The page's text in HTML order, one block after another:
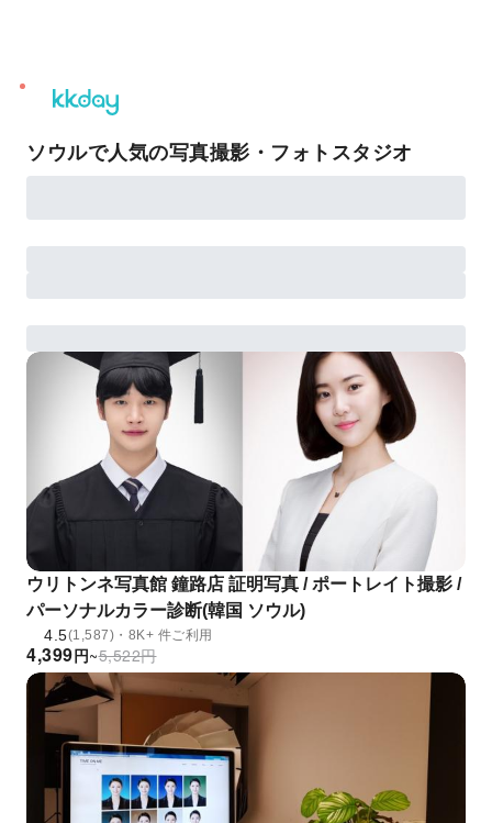
unread
notifications
ソウルで人気の写真撮影・フォトスタジオ
ウリトンネ写真館 鐘路店 証明写真 / ポートレイト撮影 /
パーソナルカラー診断(韓国 ソウル)
4.5(1,587)・8K+ 件ご利用
円
4,399 ~ 円
5,522